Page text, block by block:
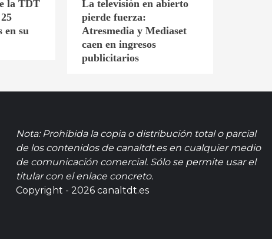
la TDT
en su
La televisión en abierto
pierde fuerza:
Atresmedia y Mediaset
caen en ingresos
publicitarios
Nota: Prohibida la copia o distribución total o parcial
de los contenidos de canaltdt.es en cualquier medio
de comunicación comercial. Sólo se permite usar el
titular con el enlace concreto.
Copyright - 2026 canaltdt.es